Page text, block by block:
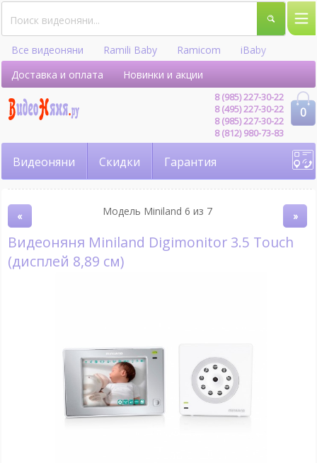
Все видеоняни Ramili Baby Ramicom
iBaby
Hellobaby
Доставка и оплата Новинки и акции
0
8 (985) 227-30-22
8 (495) 227-30-22
8 (985) 227-30-22
8 (812) 980-73-83
Видеоняни Скидки Гарантия
« Модель Miniland 6 из 7 »
Видеоняня Miniland Digimonitor 3.5 Touch
(дисплей 8,89 см)